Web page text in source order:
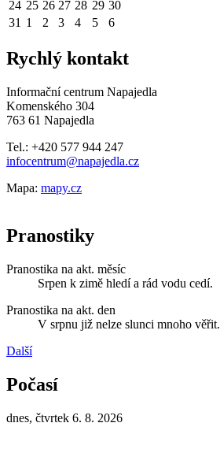
24 25 26 27 28 29 30
31 1 2 3 4 5 6
Rychlý kontakt
Informační centrum Napajedla
Komenského 304
763 61 Napajedla
Tel.: +420 577 944 247
infocentrum@napajedla.cz
Mapa: mapy.cz
Pranostiky
Pranostika na akt. měsíc
Srpen k zimě hledí a rád vodu cedí.
Pranostika na akt. den
V srpnu již nelze slunci mnoho věřit.
Další
Počasí
dnes, čtvrtek 6. 8. 2026